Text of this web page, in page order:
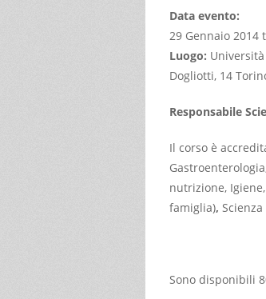
Data evento:
29 Gennaio 2014
Luogo:
Dogliotti, 14
Responsabile
Il corso è
nutrizione,
famiglia),
Sono disponibili